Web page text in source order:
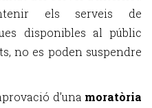
els serveis de
disponibles al públic
no es poden suspendre
d’una moratòria